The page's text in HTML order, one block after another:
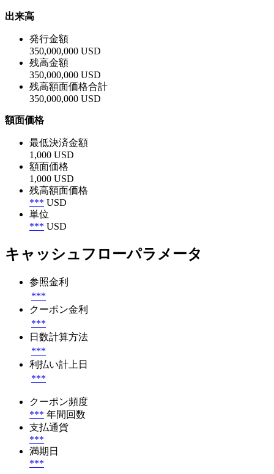
出来高
発行金額
350,000,000 USD
残高金額
350,000,000 USD
残高額面価格合計
350,000,000 USD
額面価格
最低決済金額
1,000 USD
額面価格
1,000 USD
残高額面価格
*** USD
単位
*** USD
キャッシュフローパラメータ
参照金利
***
クーポン金利
***
日数計算方法
***
利払い計上日
***
クーポン頻度
*** 年間回数
支払通貨
***
満期日
***